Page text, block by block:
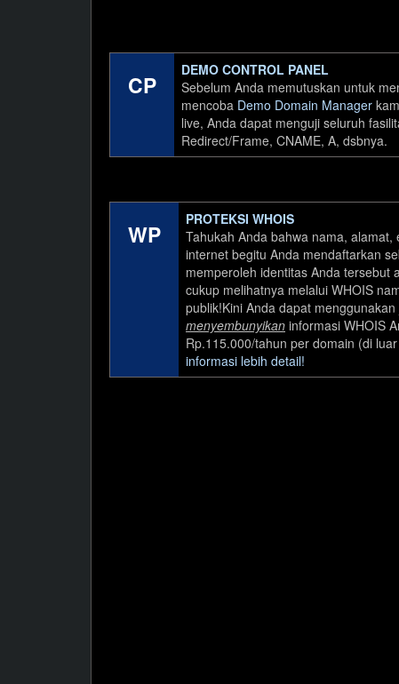
CP
DEMO CONTROL PANEL
Sebelum Anda memutuskan untuk
mencoba Demo Domain Manager
live, Anda dapat menguji seluruh
Redirect/Frame, CNAME, A, dsbnya.
WP
PROTEKSI WHOIS
Tahukah Anda bahwa nama,
internet begitu Anda mendaftarkan
memperoleh identitas Anda tersebut
cukup melihatnya melalui WHOIS
publik!Kini Anda dapat
menyembunyikan informasi WHOIS
Rp.115.000/tahun per domain (di
informasi lebih detail!